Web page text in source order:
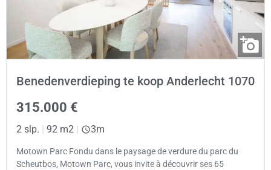
Benedenverdieping te koop Anderlecht 1070
315.000 €
2 slp. | 92 m2 | 3m
Motown Parc Fondu dans le paysage de verdure du parc du
Scheutbos, Motown Parc, vous invite à découvrir ses 65